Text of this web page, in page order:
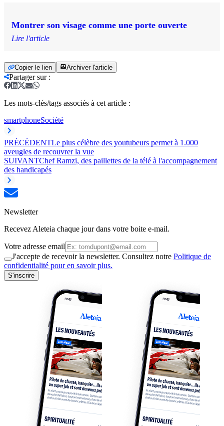
Montrer son visage comme une porte ouverte
Lire l'article
Copier le lien Archiver l'article
Partager sur:
Les mots-clés/tags associés à cet article :
smartphoneSociété
PRÉCÉDENTLe plus célèbre des youtubeurs permet à 1.000
aveugles de recouvrer la vue
SUIVANTChef Ramzi, des paillettes de la télé à l'accompagnement
des handicapés
Newsletter
Recevez Aleteia chaque jour dans votre boite e-mail.
Votre adresse email
J'accepte de recevoir la newsletter. Consultez notre Politique de
confidentialité pour en savoir plus.
S'inscrire